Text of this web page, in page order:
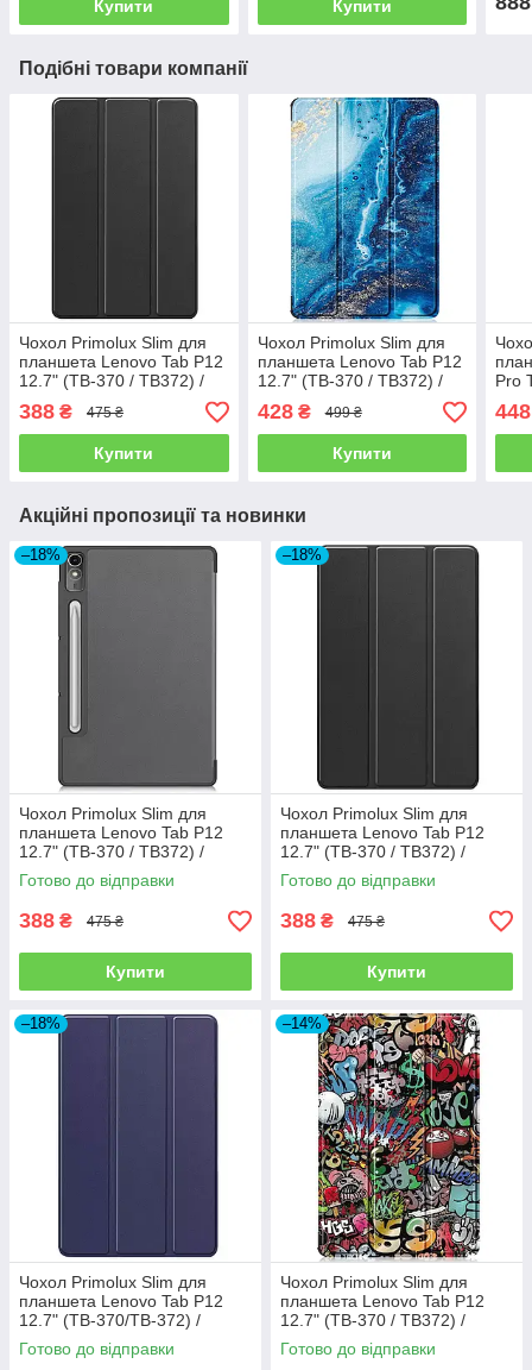
Купити Купити
Подібні товари компанії
Чохол Primolux Slim для
планшета Lenovo Tab P12
12.7" (TB-370 / TB372) /
Xiaoxin Pad Pro 12.7"
(TB371) - Black
388 ₴ 475 ₴
Купити
Чохол Primolux Slim для
планшета Lenovo Tab P12
12.7" (TB-370 / TB372) /
Xiaoxin Pad Pro 12.7"
(TB371) - Ocean
428₴ 499 ₴
Купити
Pro
Blue
448
Акційні пропозиції та новинки
–18%
Чохол Primolux Slim для
планшета Lenovo Tab P12
12.7" (TB-370 / TB372) /
Xiaoxin Pad Pro 12.7" (TB371)
- Grey
Готово до відправки
388 ₴ 475 ₴
Купити
–18%
Чохол Primolux Slim для
планшета Lenovo Tab P12
12.7" (TB-370 / TB372) /
Xiaoxin Pad Pro 12.7" (TB371)
- Black
Готово до відправки
388 ₴ 475 ₴
Купити
–18%
Чохол Primolux Slim для
планшета Lenovo Tab P12
12.7" (TB-370/TB-372) /
Xiaoxin Pad Pro 12.7" (TB371)
- Dark Blue
Готово до відправки
–14%
Чохол Primolux Slim для
планшета Lenovo Tab P12
12.7" (TB-370 / TB372) /
Xiaoxin Pad Pro 12.7" (TB371)
- Graffiti
Готово до відправки